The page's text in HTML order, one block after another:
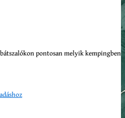
pontosan melyik kempingben